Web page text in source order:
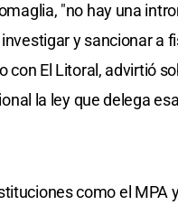
"no hay una
y sancionar a
con El Litoral, advirtió
la ley que delega
como el MPA